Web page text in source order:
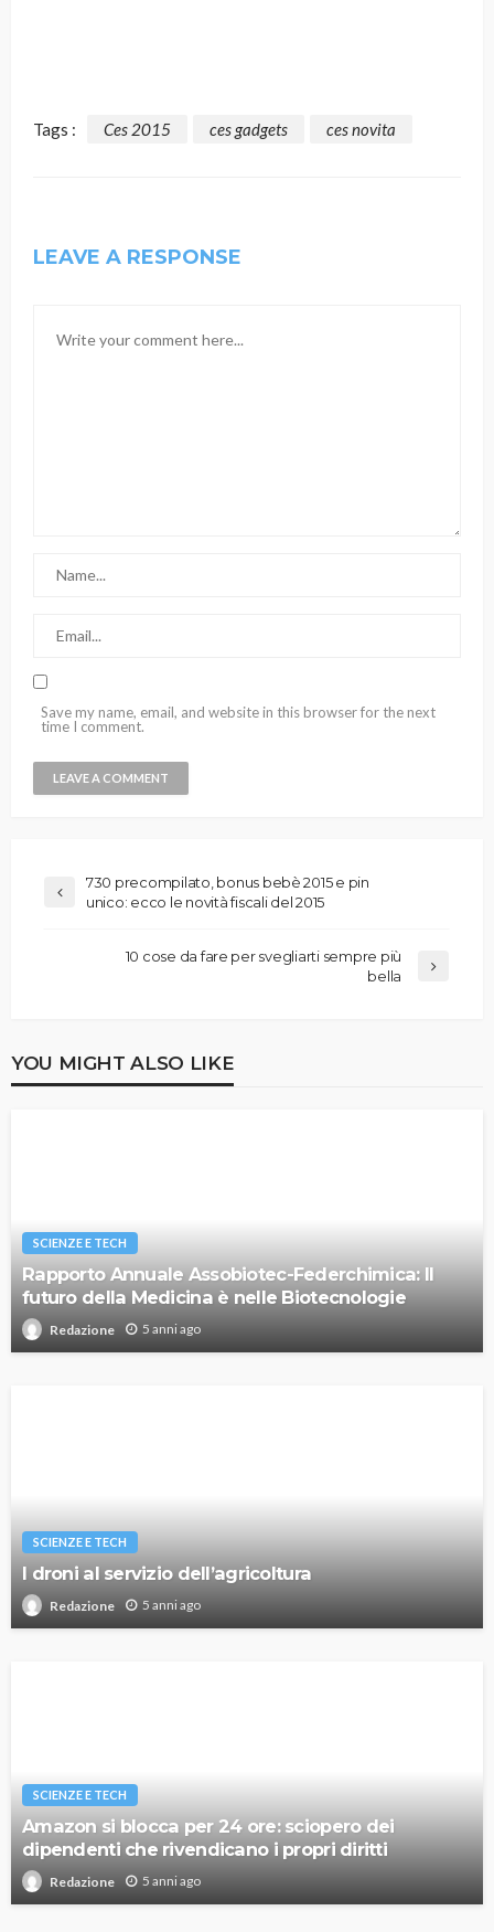
Tags : Ces 2015 ces gadgets ces novita
LEAVE A RESPONSE
Save my name, email, and website in this browser for the next
time I comment.
730 precompilato, bonus bebè 2015 e pin
unico: ecco le novità fiscali del 2015
10 cose da fare per svegliarti sempre più
bella
YOU MIGHT ALSO LIKE
SCIENZE E TECH
Rapporto Annuale Assobiotec-Federchimica: Il
futuro della Medicina è nelle Biotecnologie
Redazione 5 anni ago
SCIENZE E TECH
I droni al servizio dell’agricoltura
Redazione 5 anni ago
SCIENZE E TECH
Amazon si blocca per 24 ore: sciopero dei
dipendenti che rivendicano i propri diritti
Redazione 5 anni ago